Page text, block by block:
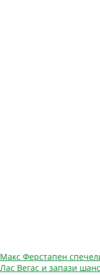
Навигация
Макс Ферстапен
Лас Вегас и запази